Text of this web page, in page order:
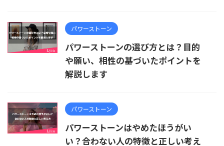
パワーストーン
パワーストーンの選び方とは？目的
や願い、相性の基づいたポイントを
解説します
パワーストーン
パワーストーンはやめたほうがい
い？合わない人の特徴と正しい考え